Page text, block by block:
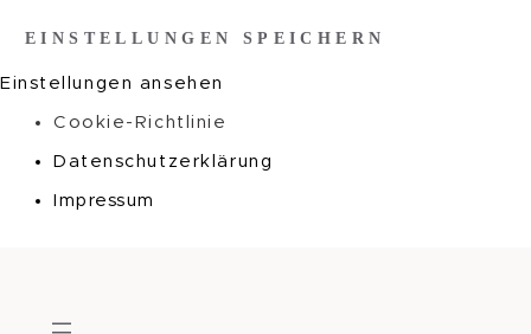
EINSTELLUNGEN SPEICHERN
Einstellungen ansehen
Cookie-Richtlinie
Datenschutzerklärung
Impressum